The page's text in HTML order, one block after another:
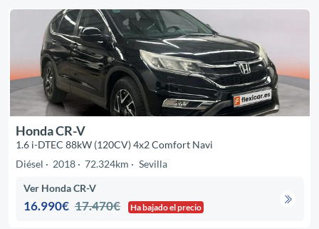
Honda CR-V
1.6 i-DTEC 88kW (120CV) 4x2 Comfort Navi
Diésel
2018 72.324km Sevilla
Ver Honda CR-V
16.990€ 17.470€ Ha bajado el precio